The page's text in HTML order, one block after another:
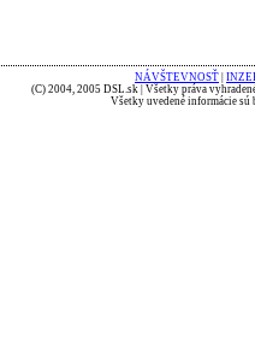
NÁVŠTEVNOSŤ
(C) 2004, 2005 DSL.sk | Všetky práva
Všetky uvedené informácie sú